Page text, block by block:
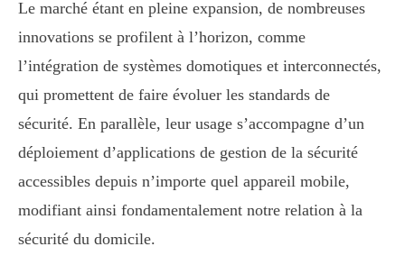
Le marché étant en pleine expansion, de nombreuses
innovations se profilent à l’horizon, comme
l’intégration de systèmes domotiques et interconnectés,
qui promettent de faire évoluer les standards de
sécurité. En parallèle, leur usage s’accompagne d’un
déploiement d’applications de gestion de la sécurité
accessibles depuis n’importe quel appareil mobile,
modifiant ainsi fondamentalement notre relation à la
sécurité du domicile.